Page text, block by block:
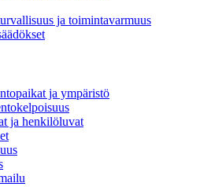
ja toimintavarmuus
ja ympäristö
ja henkilöluvat